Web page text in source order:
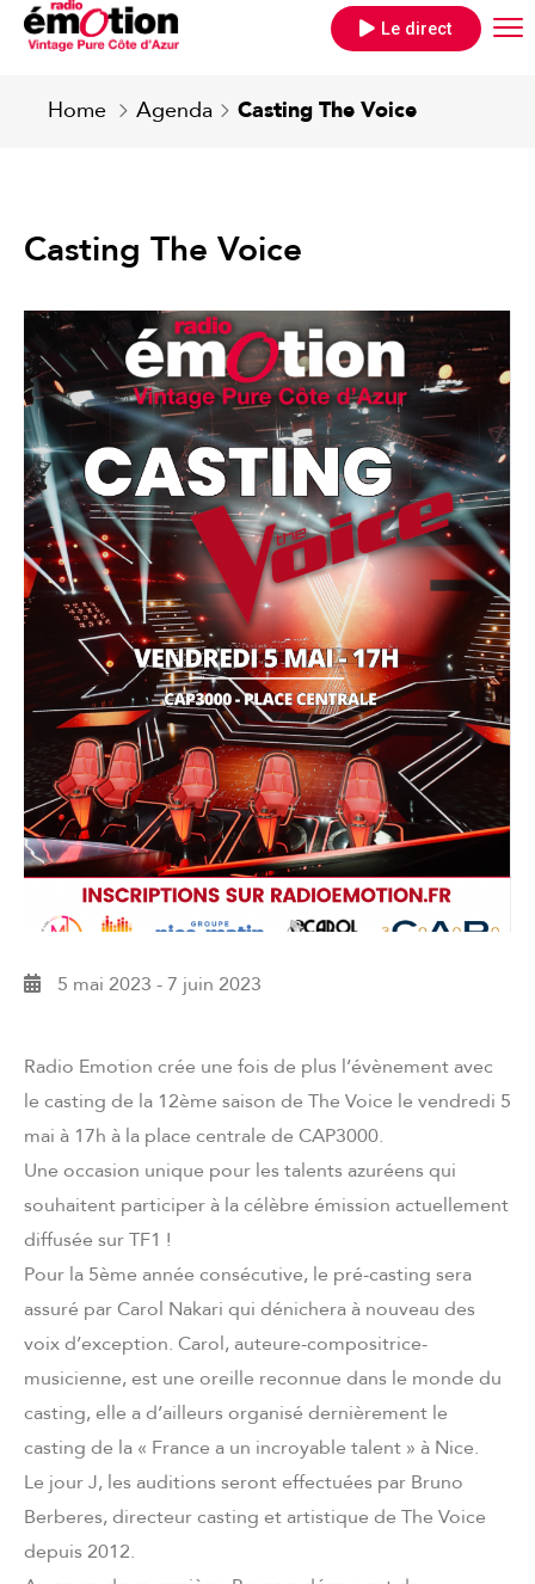
Le direct
Home Agenda Casting The Voice
Casting The Voice
5 mai 2023 -7 juin 2023
Radio Emotion crée une fois de plus l’évènement avec
le casting de la 12ème saison de The Voice le vendredi 5
mai à 17h à la place centrale de CAP3000.
Une occasion unique pour les talents azuréens qui
souhaitent participer à la célèbre émission actuellement
diffusée sur TF1 !
Pour la 5ème année consécutive, le pré-casting sera
assuré par Carol Nakari qui dénichera à nouveau des
voix d’exception. Carol, auteure-compositrice-
musicienne, est une oreille reconnue dans le monde du
casting, elle a d’ailleurs organisé dernièrement le
casting de la « France a un incroyable talent » à Nice.
Le jour J, les auditions seront effectuées par Bruno
Berberes, directeur casting et artistique de The Voice
depuis 2012.